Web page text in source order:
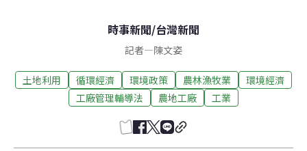
時事新聞/台灣新聞
記者—陳文姿
土地利用 循環經濟 環境政策 農林漁牧業
環境經濟
工廠管理輔導法
農地工廠 工業